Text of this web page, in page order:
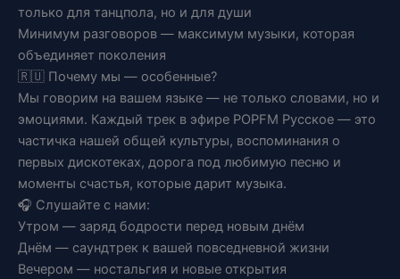
только для танцпола, но и для души
Минимум разговоров — максимум музыки, которая
объединяет поколения
🇷🇺 Почему мы — особенные?
Мы говорим на вашем языке — не только словами, но и
эмоциями. Каждый трек в эфире POPFM Русское — это
частичка нашей общей культуры, воспоминания о
первых дискотеках, дорога под любимую песню и
моменты счастья, которые дарит музыка.
🎧 Слушайте с нами:
Утром — заряд бодрости перед новым днём
Днём — саундтрек к вашей повседневной жизни
Вечером — ностальгия и новые открытия